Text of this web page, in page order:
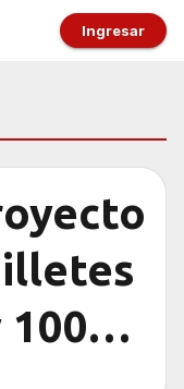
Ingresar
1000